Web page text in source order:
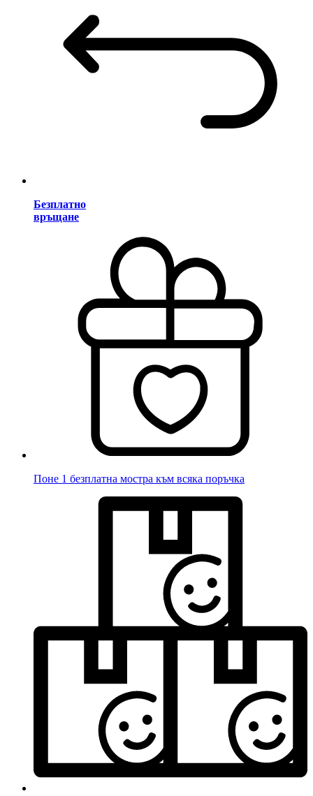
Безплатно
връщане
Поне 1 безплатна мостра към всяка поръчка